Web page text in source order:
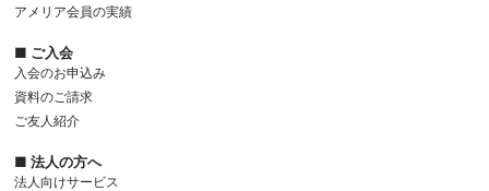
アメリア会員の実績
■ ご入会
入会のお申込み
資料のご請求
ご友人紹介
■ 法人の方へ
法人向けサービス